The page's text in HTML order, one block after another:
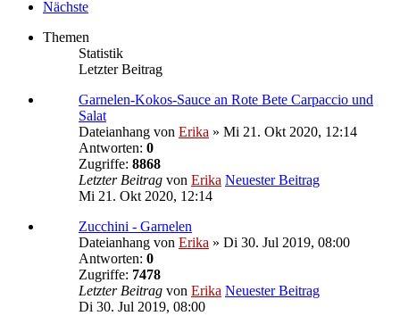
Nächste
Themen
Statistik
Letzter Beitrag
Garnelen-Kokos-Sauce an Rote Bete Carpaccio und
Salat
Dateianhang von Erika » Mi 21. Okt 2020, 12:14
Antworten: 0
Zugriffe: 8868
Letzter Beitrag von Erika Neuester Beitrag
Mi 21. Okt 2020, 12:14
Zucchini - Garnelen
Dateianhang von Erika » Di 30. Jul 2019, 08:00
Antworten: 0
Zugriffe: 7478
Letzter Beitrag von Erika Neuester Beitrag
Di 30. Jul 2019, 08:00